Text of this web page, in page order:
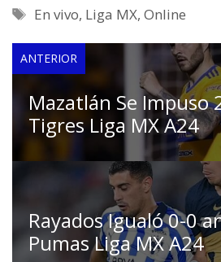
Etiquetas
En vivo, Liga MX,Online
ANTERIOR
Mazatlán Se Impuso
Tigres Liga MX A24
Rayados Igualó 0-0
Pumas Liga MX A24